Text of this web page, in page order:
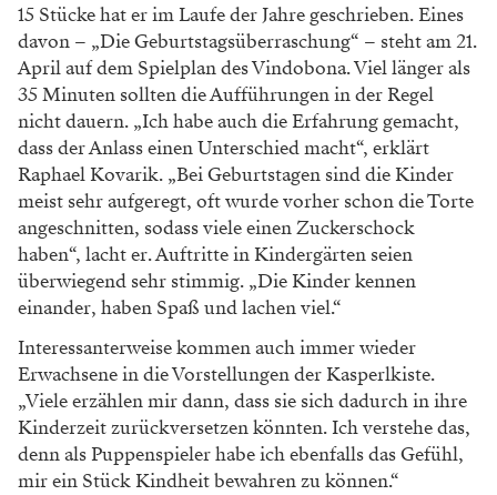
15 Stücke hat er im Laufe der Jahre geschrieben. Eines
davon – „Die Geburtstagsüberraschung“ – steht am 21.
April auf dem Spielplan des Vindobona. Viel länger als
35 Minuten sollten die Aufführungen in der Regel
nicht dauern. „Ich habe auch die Erfahrung gemacht,
dass der Anlass einen Unterschied macht“, erklärt
Raphael Kovarik. „Bei Geburtstagen sind die Kinder
meist sehr aufgeregt, oft wurde vorher schon die Torte
angeschnitten, sodass viele einen Zuckerschock
haben“, lacht er. Auftritte in Kindergärten seien
überwiegend sehr stimmig. „Die Kinder kennen
einander, haben Spaß und lachen viel.“
Interessanterweise kommen auch immer wieder
Erwachsene in die Vorstellungen der Kasperlkiste.
„Viele erzählen mir dann, dass sie sich dadurch in ihre
Kinderzeit zurückversetzen könnten. Ich verstehe das,
denn als Puppenspieler habe ich ebenfalls das Gefühl,
mir ein Stück Kindheit bewahren zu können.“